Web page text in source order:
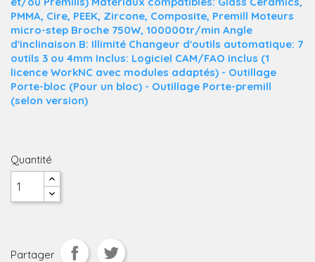
PMMA, Cire, PEEK, Zircone, Composite, Premill Moteurs
micro-step Broche 750W, 100000tr/min Angle
d'inclinaison B: Illimité Changeur d'outils automatique: 7
outils 3 ou 4mm Inclus: Logiciel CAM/FAO inclus (1
licence WorkNC avec modules adaptés) - Outillage
Porte-bloc (Pour un bloc) - Outillage Porte-premill
(selon version)
Quantité
Partager